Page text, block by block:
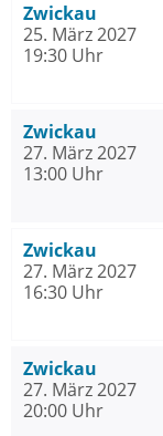
Zwickau
25. März 2027
19:30 Uhr
Zwickau
27. März 2027
13:00 Uhr
Zwickau
27. März 2027
16:30 Uhr
Zwickau
27. März 2027
20:00 Uhr